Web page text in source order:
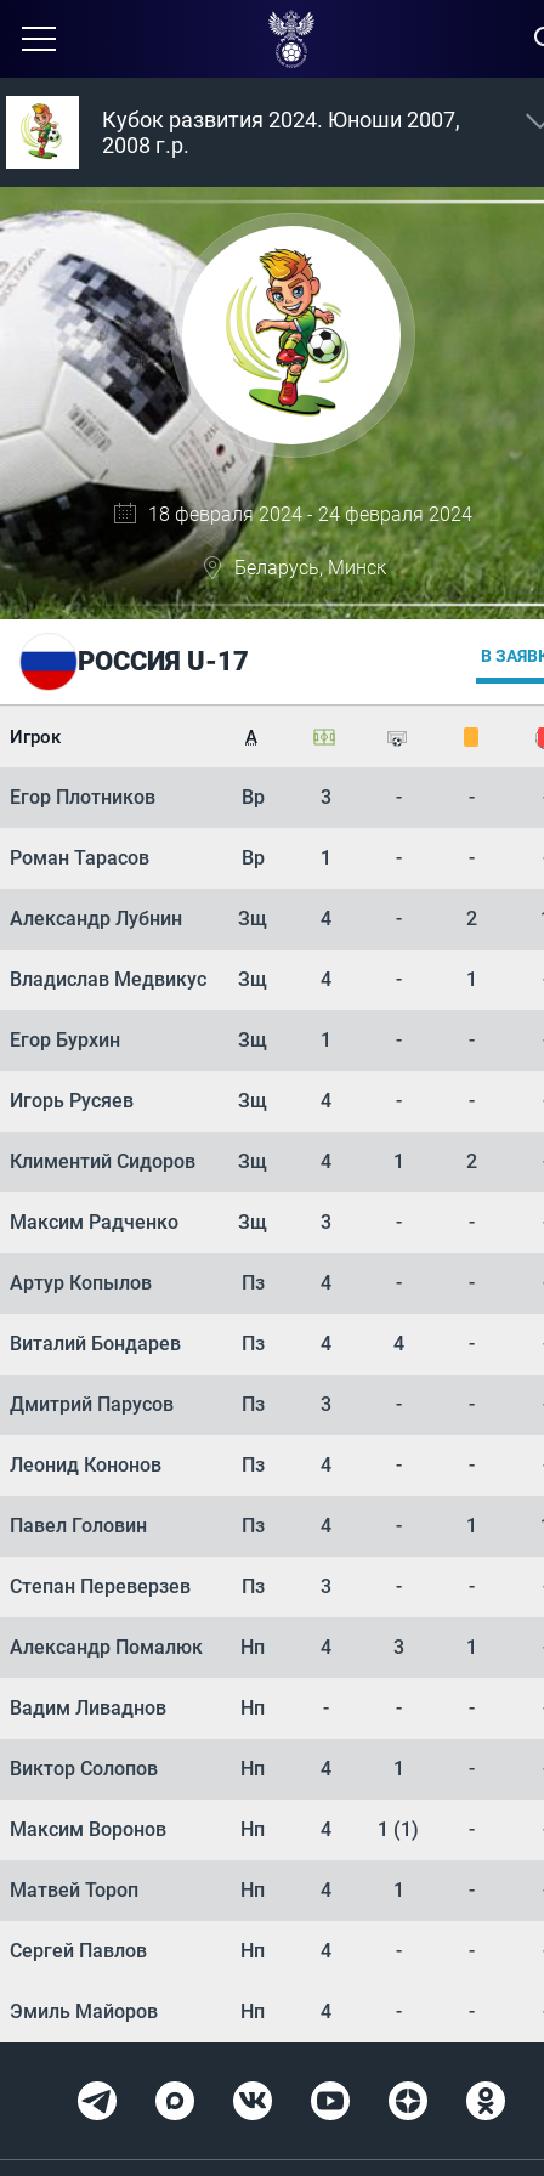
Кубок развития 2024. Юноши 2007,
2008 г.р.
18 февраля 2024 - 24 февраля 2024
Беларусь, Минск
РОССИЯ U-17 В
Игрок А
Егор Плотников Вр 3 - -
Роман Тарасов Вр 1 - -
Александр Лубнин Зщ 4 - 2
Владислав Медвикус Зщ 4 - 1
Егор Бурхин Зщ 1 - -
Игорь Русяев Зщ 4 - -
Климентий Сидоров Зщ 4 1 2
Максим Радченко Зщ 3 - -
Артур Копылов Пз 4 - -
Виталий Бондарев Пз 4 4 -
Дмитрий Парусов Пз 3 - -
Леонид Кононов Пз 4 - -
Павел Головин Пз 4 - 1
Степан Переверзев Пз 3 - -
Александр Помалюк Нп 4 3 1
Вадим Ливаднов Нп - - -
Виктор Солопов Нп 4 1 -
Максим Воронов Нп 4 1 (1) -
Матвей Тороп Нп 4 1 -
Сергей Павлов Нп 4 - -
Эмиль Майоров Нп 4 - -